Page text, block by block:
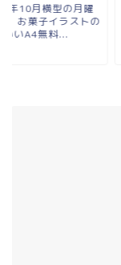
年10月横型の月曜
り お菓子イラストの
いいA4無料...